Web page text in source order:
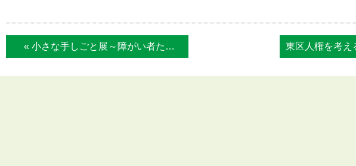
« 小さな手しごと展～障がい者たちの作品展～...